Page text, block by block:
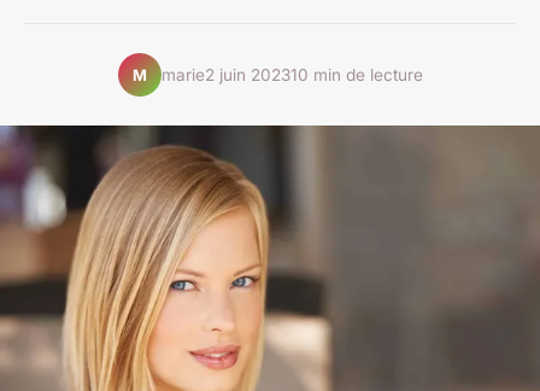
M marie2 juin 202310 min de lecture